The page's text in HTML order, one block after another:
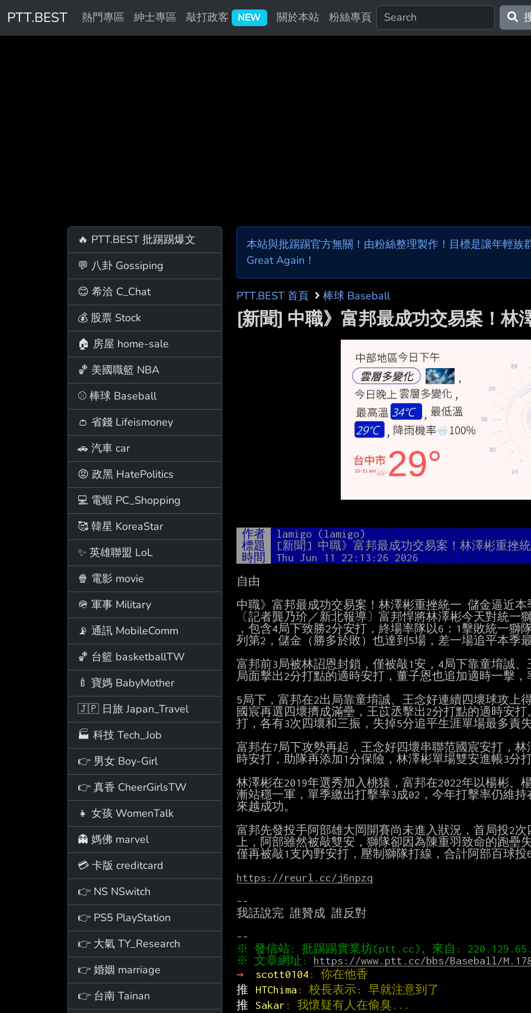
PTT.BEST 熱門專區 紳士專區 敲打政客 NEW 關於本站 粉絲專頁
🔥 PTT.BEST 批踢踢爆文
💬 八卦 Gossiping
😊 希洽 C_Chat
💰 股票 Stock
🏠 房屋 home-sale
🏀 美國職籃 NBA
⚾ 棒球 Baseball
👛 省錢 Lifeismoney
🚗 汽車 car
😡 政黑 HatePolitics
💻 電蝦 PC_Shopping
🥰 韓星 KoreaStar
✨ 英雄聯盟 LoL
🍿 電影 movie
🪖 軍事 Military
📡 通訊 MobileComm
🏀 台籃 basketballTW
🍼 寶媽 BabyMother
🇯🇵 日旅 Japan_Travel
🏭 科技 Tech_Job
👉 男女 Boy-Girl
👉 真香 CheerGirlsTW
👧 女孩 WomenTalk
👻 媽佛 marvel
💳 卡版 creditcard
👉 NS NSwitch
👉 PS5 PlayStation
👉 大氣 TY_Research
👉 婚姻 marriage
👉 台南 Tainan
本站與批踢踢官方無關！由粉絲整理製作！目標是讓年輕族
Great Again！
PTT.BEST 首頁 棒球 Baseball
[新聞] 中職》富邦最成功交易案！林
作者
lamigo (lamigo)
標題
[新聞] 中職》富邦最成功交易案！林澤彬重挫
時間
Thu Jun 11 22:13:26 2026
自由
中職》富邦最成功交易案！林澤彬重挫統一 儲金逼近本
〔記者龔乃玠／新北報導〕富邦悍將林澤彬今天對統一
，包含4局下致勝2分安打，終場率隊以6：1擊敗統一獅
列第2，儲金（勝多於敗）也達到5場，差一場追平本季
富邦前3局被林詔恩封鎖，僅被敲1安，4局下靠童堉誠
局面擊出2分打點的適時安打，董子恩也追加適時一擊
5局下，富邦在2出局靠童堉誠、王念好連續四壞球攻上
國宸再選四壞擠成滿壘，王苡丞擊出2分打點的適時安
打，各有3次四壞和三振，失掉5分追平生涯單場最多責
富邦在7局下攻勢再起，王念好四壞串聯范國宸安打，
時安打，助隊再添加1分保險，林澤彬單場雙安進帳3分
林澤彬在2019年選秀加入桃猿，富邦在2022年以楊彬、
漸站穩一軍，單季繳出打擊率3成02，今年打擊率仍維
來越成功。
富邦先發投手阿部雄大岡開賽尚未進入狀況，首局投2
上，阿部雖然被敲雙安，獅隊卻因為陳重羽致命的跑壘
僅再被敲1支內野安打，壓制獅隊打線，合計阿部百球
https://reurl.cc/j6npzq
--
我話說完 誰贊成 誰反對
※ 文章網址: https://www.ptt.cc/bbs/Baseball/
→
scott0104 : 你在他香
推
HTChima : 校長表示: 早就注意到了
推 Sakar : 我懷疑有人在偷臭...